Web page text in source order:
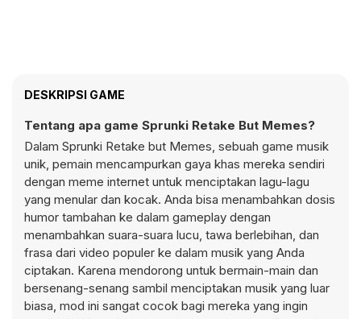
DESKRIPSI GAME
Tentang apa game Sprunki Retake But Memes?
Dalam Sprunki Retake but Memes, sebuah game musik
unik, pemain mencampurkan gaya khas mereka sendiri
dengan meme internet untuk menciptakan lagu-lagu
yang menular dan kocak. Anda bisa menambahkan dosis
humor tambahan ke dalam gameplay dengan
menambahkan suara-suara lucu, tawa berlebihan, dan
frasa dari video populer ke dalam musik yang Anda
ciptakan. Karena mendorong untuk bermain-main dan
bersenang-senang sambil menciptakan musik yang luar
biasa, mod ini sangat cocok bagi mereka yang ingin